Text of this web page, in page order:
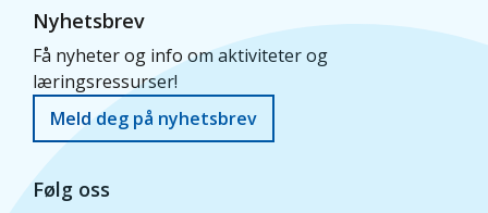
Nyhetsbrev
Få nyheter og info om aktiviteter og
læringsressurser!
Meld deg på nyhetsbrev
Følg oss